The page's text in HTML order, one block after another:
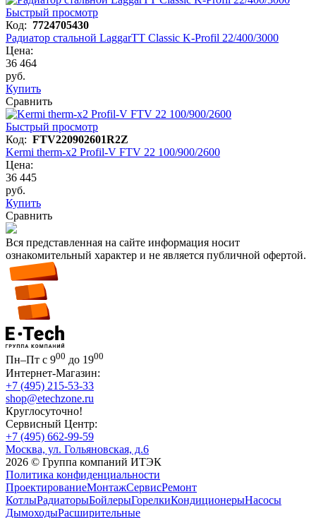
Быстрый просмотр
Код: 7724705430
Радиатор стальной LaggarTT Classic K-Profil 22/400/3000
Цена:
36 464
руб.
Купить
Сравнить
Быстрый просмотр
Код: FTV220902601R2Z
Kermi therm-x2 Profil-V FTV 22 100/900/2600
Цена:
36 445
руб.
Купить
Сравнить
Вся представленная на сайте информация носит
ознакомительный характер и не является публичной офертой.
Пн–Пт с 900 до 1900
Интернет-Магазин:
+7 (495) 215-53-33
shop@etechzone.ru
Круглосуточно!
Сервисный Центр:
+7 (495) 662-99-59
Москва, ул. Гольяновская, д.6
2026 © Группа компаний ИТЭК
Политика конфиденциальности
ПроектированиеМонтажСервисРемонт
КотлыРадиаторыБойлерыГорелкиКондиционерыНасосы
ДымоходыРасширительные